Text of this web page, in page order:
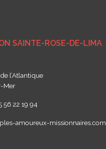
SAINTE-ROSE-DE-LIMA
l’Atlantique
Mer
56 22 19 94
amoureux-missionnaires.com